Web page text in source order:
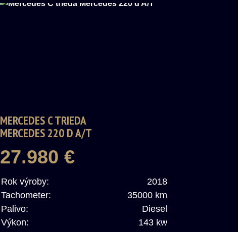
MERCEDES C TRIEDA
MERCEDES 220 D A/T
27.980 €
Rok výroby:
2018
Tachometer:
35000 km
Palivo:
Diesel
Výkon:
143 kw